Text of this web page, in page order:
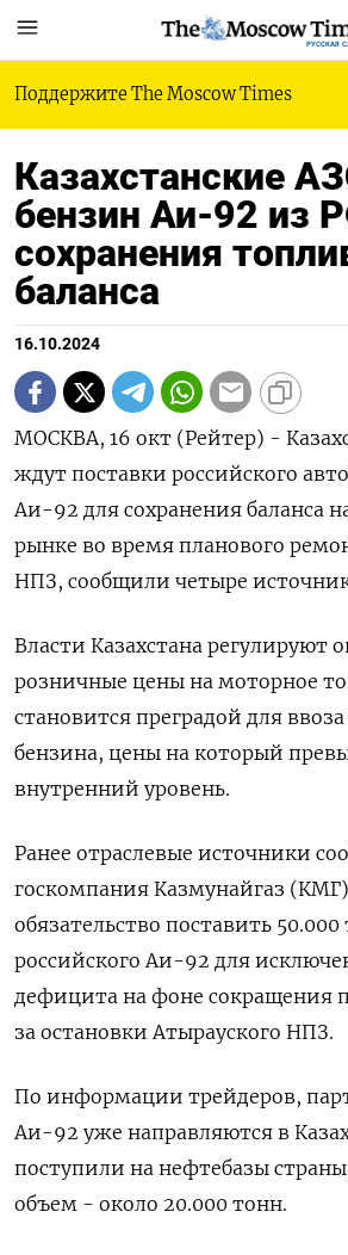
РУССКАЯ
Поддержите The Moscow Times
Казахстанские
бензин Аи-92 из
сохранения
баланса
16.10.2024
МОСКВА, 16 окт (Рейтер) -
ждут поставки российского
Аи-92 для сохранения баланса
рынке во время планового
НПЗ, сообщили четыре
Власти Казахстана регулируют
розничные цены на моторное
становится преградой для
бензина, цены на который
внутренний уровень.
Ранее отраслевые источники
госкомпания Казмунайгаз (КМГ)
обязательство поставить 50.000
российского Аи-92 для
дефицита на фоне сокращения
за остановки Атырауского НПЗ.
По информации трейдеров,
Аи-92 уже направляются в
поступили на нефтебазы
объем - около 20.000 тонн.